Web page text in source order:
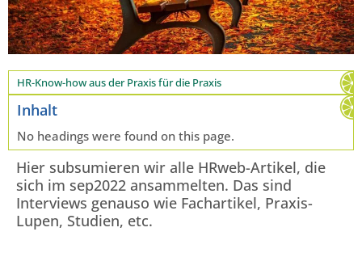
HR-Know-how aus der Praxis für die Praxis
Inhalt
No headings were found on this page.
Hier subsumieren wir alle HRweb-Artikel, die
sich im sep2022 ansammelten. Das sind
Interviews genauso wie Fachartikel, Praxis-
Lupen, Studien, etc.